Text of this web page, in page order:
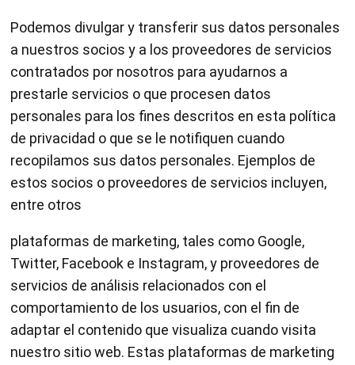
Podemos divulgar y transferir sus datos personales
a nuestros socios y a los proveedores de servicios
contratados por nosotros para ayudarnos a
prestarle servicios o que procesen datos
personales para los fines descritos en esta política
de privacidad o que se le notifiquen cuando
recopilamos sus datos personales. Ejemplos de
estos socios o proveedores de servicios incluyen,
entre otros
plataformas de marketing, tales como Google,
Twitter, Facebook e Instagram, y proveedores de
servicios de análisis relacionados con el
comportamiento de los usuarios, con el fin de
adaptar el contenido que visualiza cuando visita
nuestro sitio web. Estas plataformas de marketing